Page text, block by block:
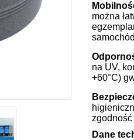
można
na UV,
+60°C)
zgodność
Dane